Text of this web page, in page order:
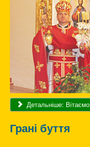
Детальніше: Вітаємо
Грані буття